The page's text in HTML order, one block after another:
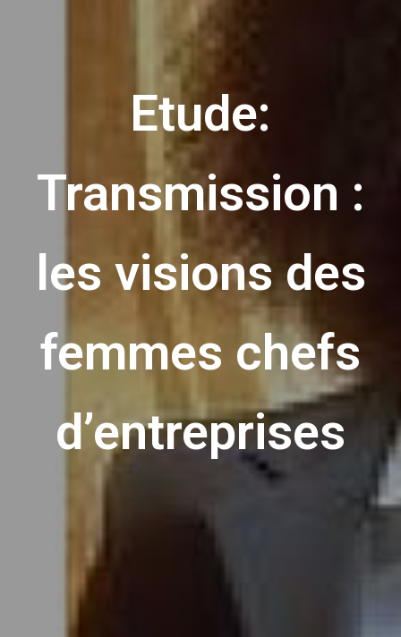
Etude:
Transmission :
les visions des
femmes chefs
d’entreprises